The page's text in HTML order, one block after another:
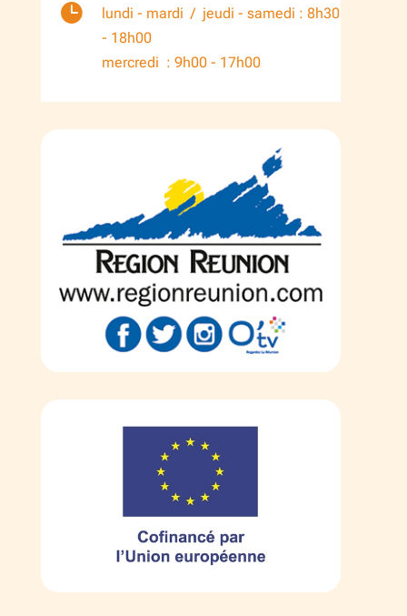

lundi - mardi / jeudi - samedi : 8h30
- 18h00
mercredi : 9h00 - 17h00